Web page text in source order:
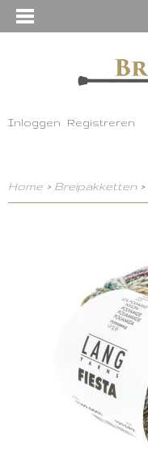
Inloggen Registreren
Home > Breipakketten >